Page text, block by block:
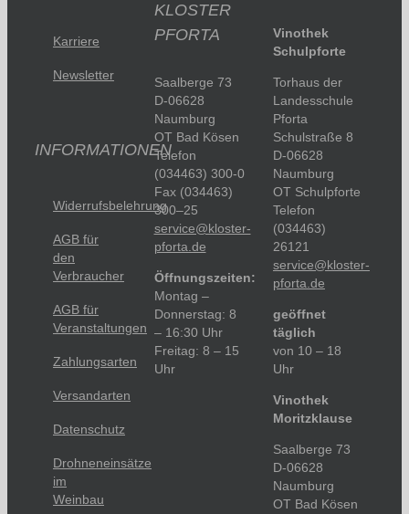
Karriere
Newsletter
INFORMATIONEN
Widerrufsbelehrung
AGB für
den
Verbraucher
AGB für
Veranstaltungen
Zahlungsarten
Versandarten
Datenschutz
Drohneneinsätze
im
Weinbau
KLOSTER
PFORTA
Saalberge 73
D-06628
Naumburg
OT Bad Kösen
Telefon
(034463) 300-0
Fax (034463)
300–25
service@kloster-
pforta.de
Öffnungszeiten:
Montag –
Donnerstag: 8
– 16:30 Uhr
Freitag: 8 – 15
Uhr
Vinothek
Schulpforte
Torhaus der
Landesschule
Pforta
Schulstraße 8
D-06628
Naumburg
OT Schulpforte
Telefon
(034463)
26121
service@kloster-
pforta.de
geöffnet
täglich
von 10 – 18
Uhr
Vinothek
Moritzklause
Saalberge 73
D-06628
Naumburg
OT Bad Kösen